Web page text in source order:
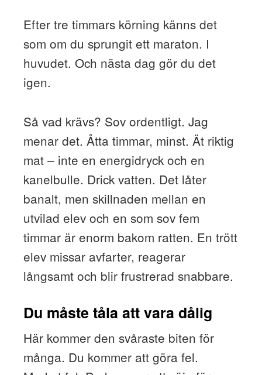
Efter tre timmars körning känns det
som om du sprungit ett maraton. I
huvudet. Och nästa dag gör du det
igen.
Så vad krävs? Sov ordentligt. Jag
menar det. Åtta timmar, minst. Ät riktig
mat – inte en energidryck och en
kanelbulle. Drick vatten. Det låter
banalt, men skillnaden mellan en
utvilad elev och en som sov fem
timmar är enorm bakom ratten. En trött
elev missar avfarter, reagerar
långsamt och blir frustrerad snabbare.
Du måste tåla att vara dålig
Här kommer den svåraste biten för
många. Du kommer att göra fel.